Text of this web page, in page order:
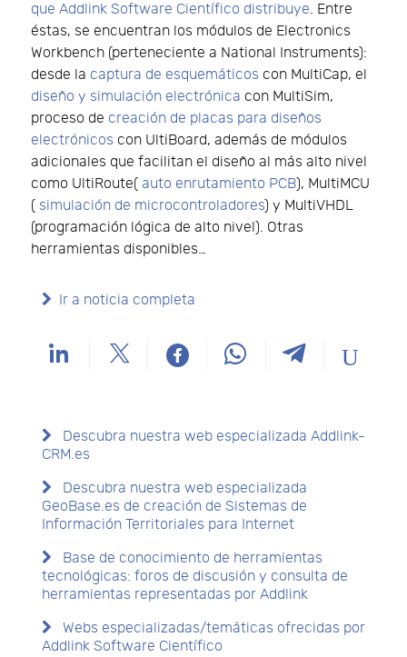
que Addlink Software Científico distribuye. Entre
éstas, se encuentran los módulos de Electronics
Workbench (perteneciente a National Instruments):
desde la captura de esquemáticos con MultiCap, el
diseño y simulación electrónica con MultiSim,
proceso de creación de placas para diseños
electrónicos con UltiBoard, además de módulos
adicionales que facilitan el diseño al más alto nivel
como UltiRoute( auto enrutamiento PCB), MultiMCU
( simulación de microcontroladores) y MultiVHDL
(programación lógica de alto nivel). Otras
herramientas disponibles…
Ir a noticia completa
Descubra nuestra web especializada Addlink-
CRM.es
Descubra nuestra web especializada
GeoBase.es de creación de Sistemas de
Información Territoriales para Internet
Base de conocimiento de herramientas
tecnológicas: foros de discusión y consulta de
herramientas representadas por Addlink
Webs especializadas/temáticas ofrecidas por
Addlink Software Científico